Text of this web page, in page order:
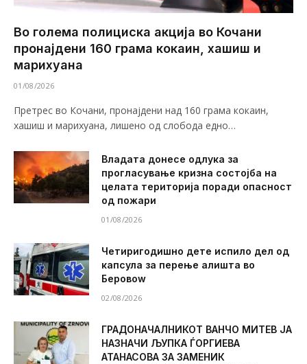
Во голема полициска акција во Кочани
пронајдени 160 грама кокаин, хашиш и
марихуана
01/08/2026
Претрес во Кочани, пронајдени над 160 грама кокаин,
хашиш и марихуана, лишено од слобода едно…
Владата донесе одлука за
прогласување кризна состојба на
целата територија поради опасност
од пожари
01/08/2026
Четиригодишно дете испило дел од
капсула за перење алишта во
Беровоw
02/08/2026
ГРАДОНАЧАЛНИКОТ ВАНЧО МИТЕВ ЈА
НАЗНАЧИ ЉУПКА ЃОРГИЕВА
АТАНАСОВА ЗА ЗАМЕНИК